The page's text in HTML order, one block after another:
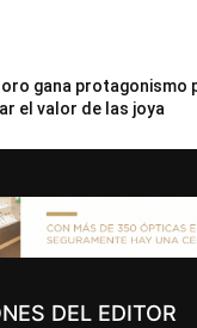
gana protagonismo
el valor de las joya
DEL EDITOR